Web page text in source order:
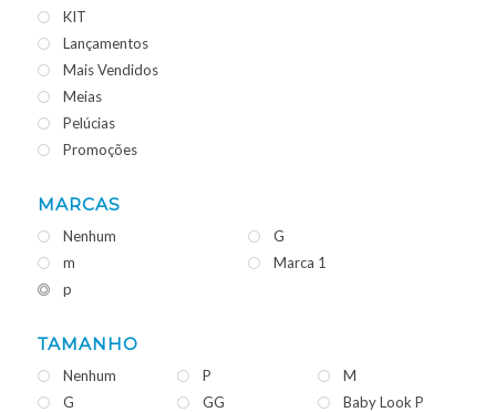
KIT
Lançamentos
Mais Vendidos
Meias
Pelúcias
Promoções
MARCAS
Nenhum
G
m
Marca 1
p
TAMANHO
Nenhum P
M
G
GG Baby Look P